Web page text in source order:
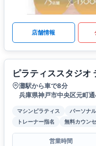
店舗情報
ピラティススタジオ
灘駅から車で8分
兵庫県神戸市中央区元町
マシンピラティス パーソナ
トレーナー指名
無料カウン
営業時間